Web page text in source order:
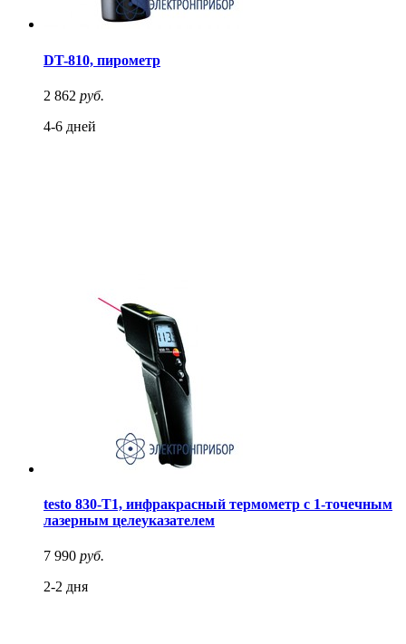
DT-810, пирометр
2 862 руб.
4-6 дней
testo 830-T1, инфракрасный термометр с 1-точечным
лазерным целеуказателем
7 990 руб.
2-2 дня